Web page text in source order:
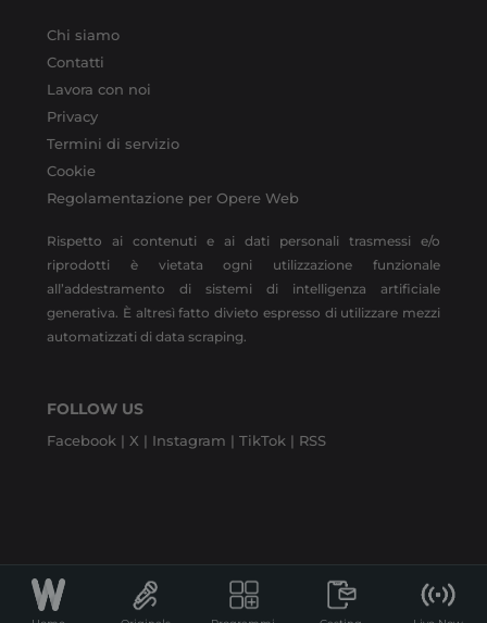
Chi siamo
Contatti
Lavora con noi
Privacy
Termini di servizio
Cookie
Regolamentazione per Opere Web
Rispetto ai contenuti e ai dati personali trasmessi e/o
riprodotti è vietata ogni utilizzazione funzionale
all’addestramento di sistemi di intelligenza artificiale
generativa. È altresì fatto divieto espresso di utilizzare mezzi
automatizzati di data scraping.
FOLLOW US
Facebook | X | Instagram | TikTok | RSS